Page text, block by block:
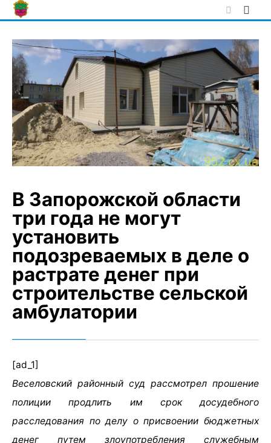
Skip
to
В Запорожской области
три года не могут
установить
подозреваемых в деле о
растрате денег при
строительстве сельской
амбулатории
[ad_1]
Веселовский районный суд рассмотрел прошение
полиции продлить им срок досудебного
расследования по делу о присвоении бюджетных
денег путем злоупотребления служебным